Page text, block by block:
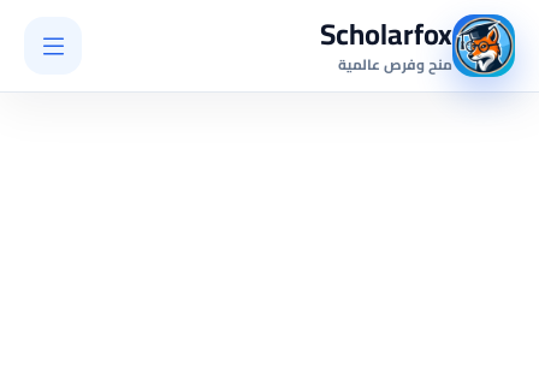
Scholarfox
منح وفرص عالمية